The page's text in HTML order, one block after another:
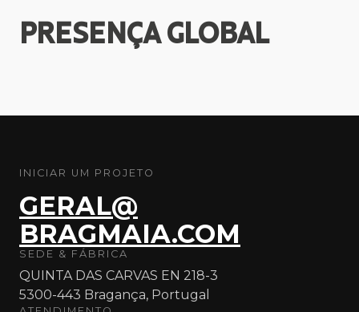
PRESENÇA GLOBAL
INICIAR UM PROJETO
GERAL@
BRAGMAIA.COM
SEDE & FÁBRICA
QUINTA DAS CARVAS EN 218-3
5300-443 Bragança, Portugal